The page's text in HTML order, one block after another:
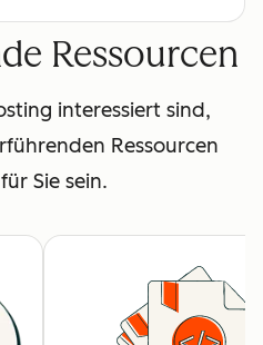
Ressourcen
interessiert sind,
Ressourcen
Sie sein.